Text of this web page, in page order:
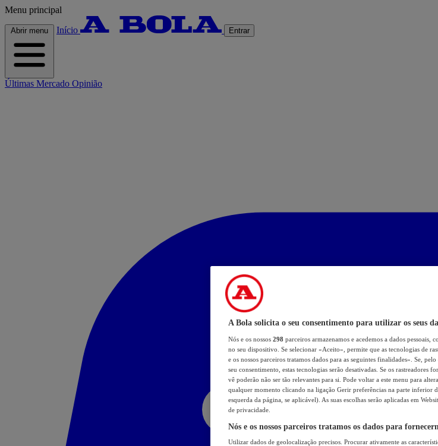
Menu principal
Abrir menu Início Entrar
Últimas Mercado Opinião
A Bola solicita o seu consentimento para utilizar os seus
Nós e os nossos 298 parceiros armazenamos e acedemos a dados pessoais,
no seu dispositivo. Se selecionar «Aceito», permite que as tecnologias de
e os nossos parceiros tratamos dados para as seguintes finalidades». Se,
seu consentimento, estas tecnologias serão desativadas. Se os rastreadores
vê poderão não ser tão relevantes para si. Pode voltar a este menu para
qualquer momento clicando na ligação Gerir preferências na parte inferior
esquerda da página, se aplicável). As suas escolhas serão aplicadas em
de privacidade.
Nós e os nossos parceiros tratamos os dados para
Utilizar dados de geolocalização precisos. Procurar ativamente as